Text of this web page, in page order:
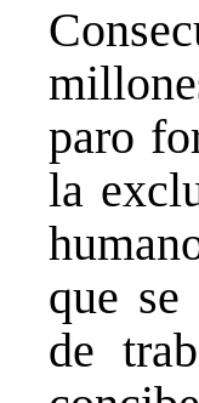
paro
la
que
de